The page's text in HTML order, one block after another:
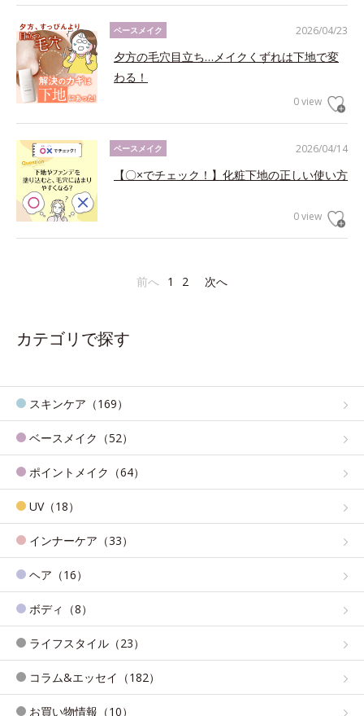
2026/04/23
ベースメイク
夕方の毛穴目立ち…メイクくずれは下地で変
わる！
0 view
2026/04/14
ベースメイク
【〇×でチェック！】化粧下地の正しい使い方
0 view
前へ 1 2 次へ
カテゴリで探す
スキンケア（169）
ベースメイク（52）
ポイントメイク（64）
UV（18）
インナーケア（33）
ヘア（16）
ボディ（8）
ライフスタイル（23）
コラム&エッセイ（182）
お買い物情報（10）